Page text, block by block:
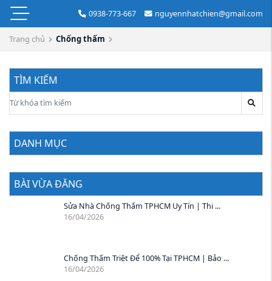
0938-773-667 nguyennhatchien@gmail.com
Trang chủ Chống thấm
TÌM KIẾM
DANH MỤC
BÀI VỪA ĐĂNG
Sửa Nhà Chống Thấm TPHCM Uy Tín | Thi ...
16/04/2026
Chống Thấm Triệt Để 100% Tại TPHCM | Bảo ...
16/04/2026